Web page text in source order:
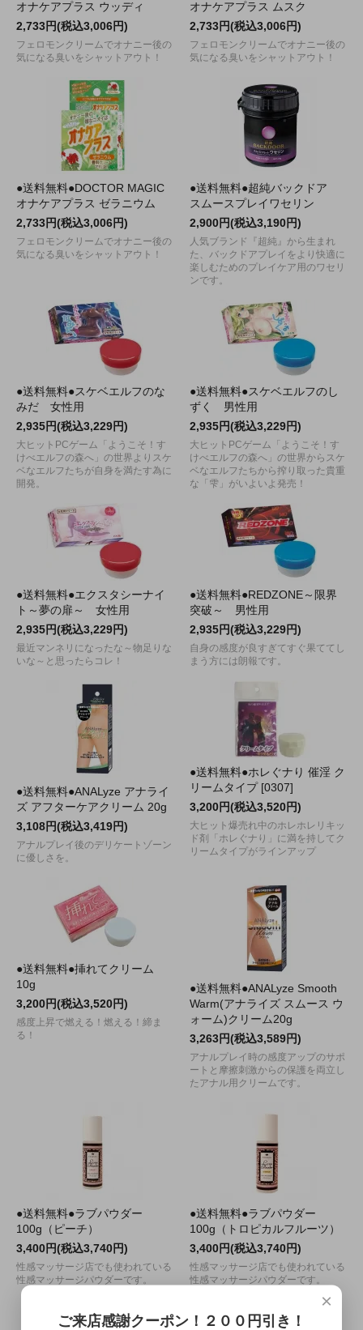
オナケアプラス ウッディ
2,733円(税込3,006円)
フェロモンクリームでオナニー後の
気になる臭いをシャットアウト！
オナケアプラス ムスク
2,733円(税込3,006円)
フェロモンクリームでオナニー後の
気になる臭いをシャットアウト！
●送料無料●DOCTOR MAGIC
オナケアプラス ゼラニウム
2,733円(税込3,006円)
フェロモンクリームでオナニー後の
気になる臭いをシャットアウト！
●送料無料●超純バックドア
スムースプレイワセリン
2,900円(税込3,190円)
人気ブランド『超純』から生まれ
た、バックドアプレイをより快適に
楽しむためのプレイケア用のワセリ
ンです。
●送料無料●スケベエルフのな
みだ 女性用
2,935円(税込3,229円)
大ヒットPCゲーム「ようこそ！す
けべエルフの森へ」の世界よりスケ
ベなエルフたちが自身を満たす為に
開発。
●送料無料●スケベエルフのし
ずく 男性用
2,935円(税込3,229円)
大ヒットPCゲーム「ようこそ！す
けべエルフの森へ」の世界からスケ
ベなエルフたちから搾り取った貴重
な「雫」がいよいよ発売！
●送料無料●エクスタシーナイ
ト～夢の扉～ 女性用
2,935円(税込3,229円)
最近マンネリになったな～物足りな
いな～と思ったらコレ！
●送料無料●REDZONE～限界
突破～ 男性用
2,935円(税込3,229円)
自身の感度が良すぎてすぐ果ててし
まう方には朗報です。
●送料無料●ANALyze アナライ
ズ アフターケアクリーム 20g
3,108円(税込3,419円)
アナルプレイ後のデリケートゾーン
に優しさを。
●送料無料●ホレぐナり 催淫 ク
リームタイプ [0307]
3,200円(税込3,520円)
大ヒット爆売れ中のホレホレリキッ
ド剤「ホレぐナり」に満を持してク
リームタイプがラインアップ
●送料無料●挿れてクリーム
10g
3,200円(税込3,520円)
感度上昇で燃える！燃える！締ま
る！
●送料無料●ANALyze Smooth
Warm(アナライズ スムース ウ
ォーム)クリーム20g
3,263円(税込3,589円)
アナルプレイ時の感度アップのサポ
ートと摩擦刺激からの保護を両立し
たアナル用クリームです。
●送料無料●ラブパウダー
100g（ピーチ）
3,400円(税込3,740円)
性感マッサージ店でも使われている
性感マッサージパウダーです。
●送料無料●ラブパウダー
100g（トロピカルフルーツ）
3,400円(税込3,740円)
性感マッサージ店でも使われている
性感マッサージパウダーです。
×
ご来店感謝クーポン！２００円引き！